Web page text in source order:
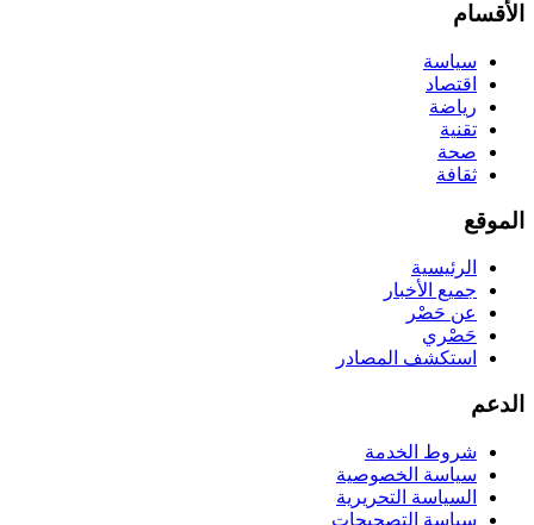
الأقسام
سياسة
اقتصاد
رياضة
تقنية
صحة
ثقافة
الموقع
الرئيسية
جميع الأخبار
عن حَصْر
حَصْري
استكشف المصادر
الدعم
شروط الخدمة
سياسة الخصوصية
السياسة التحريرية
سياسة التصحيحات